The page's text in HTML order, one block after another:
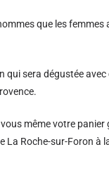
que les femmes
qui sera dégustée
même votre
La Roche-sur-Foron à